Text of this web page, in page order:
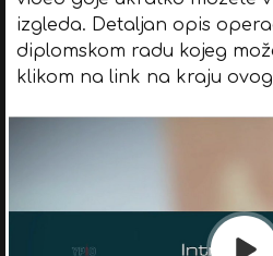
izgleda. Detaljan opis
diplomskom radu kojeg
klikom na link na kraju